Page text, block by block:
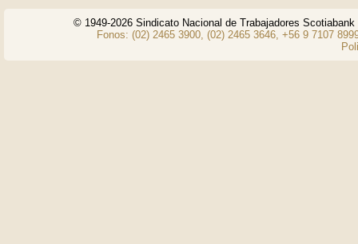
© 1949-2026 Sindicato Nacional de Trabajadores
Fonos: (02) 2465 3900, (02) 2465 3646, +56 9 7107